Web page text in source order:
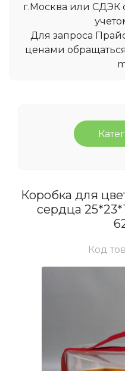
г.Москва или СДЭК
Для запроса
ценами
Коробка для
сердца
Код